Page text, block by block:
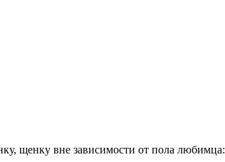
щенку вне зависимости от пола любимца: